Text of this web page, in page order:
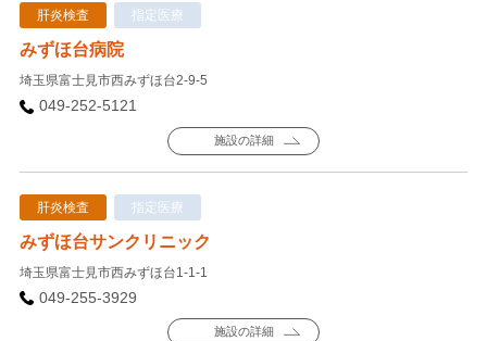
肝炎検査 指定医療
みずほ台病院
埼玉県富士見市西みずほ台2-9-5
049-252-5121
施設の詳細
肝炎検査 指定医療
みずほ台サンクリニック
埼玉県富士見市西みずほ台1-1-1
049-255-3929
施設の詳細